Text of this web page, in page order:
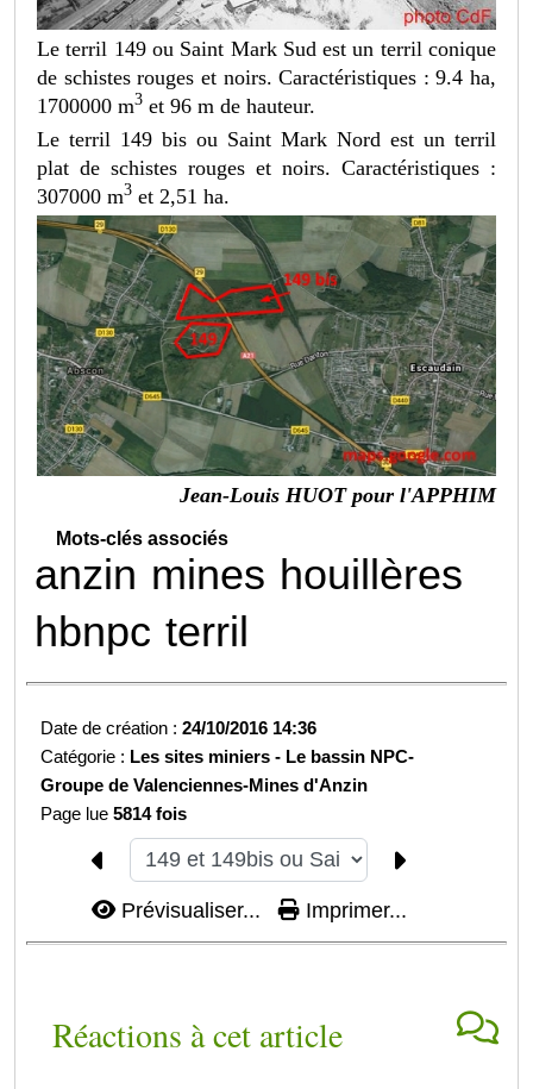
Le terril 149 ou Saint Mark Sud est un terril conique
de schistes rouges et noirs. Caractéristiques : 9.4 ha,
1700000 m3 et 96 m de hauteur.
Le terril 149 bis ou Saint Mark Nord est un terril
plat de schistes rouges et noirs. Caractéristiques :
307000 m3 et 2,51 ha.
Jean-Louis HUOT pour l'APPHIM
Mots-clés associés
anzin mines houillères
hbnpc terril
Date de création :24/10/2016 14:36
Catégorie : Les sites miniers - Le bassin NPC-
Groupe de Valenciennes-Mines d'Anzin
Page lue5814 fois
Prévisualiser... Imprimer...
Réactions à cet article